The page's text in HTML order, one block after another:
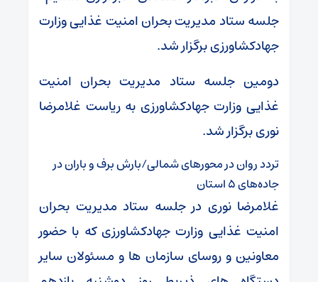
جلسه ستاد مدیریت بحران امنیت غذایی وزارت
جهادکشاورزی برگزار شد.
دومین جلسه ستاد مدیریت بحران امنیت
غذایی وزارت جهادکشاورزی به ریاست غلامرضا
نوری برگزار شد.
تردد روان در محورهای شمالی/بارش برف و باران در
جاده‌های ۵ استان
غلامرضا نوری در جلسه ستاد مدیریت بحران
امنیت غذایی وزارت جهادکشاورزی که با حضور
معاونین و روسای سازمان ها و مسئولان سایر